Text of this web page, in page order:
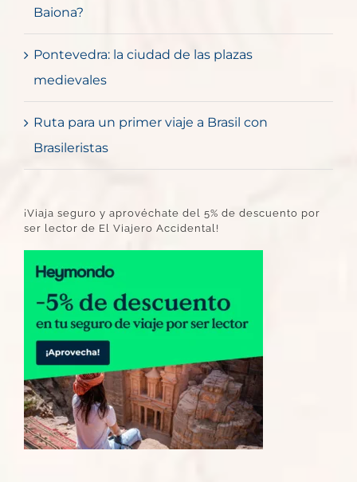
Baiona?
Pontevedra: la ciudad de las plazas
medievales
Ruta para un primer viaje a Brasil con
Brasileristas
¡Viaja seguro y aprovéchate del 5% de descuento por
ser lector de El Viajero Accidental!